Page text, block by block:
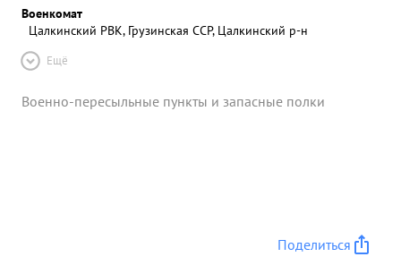
Военкомат
Цалкинский РВК, Грузинская ССР, Цалкинский р-н
Ещё
Военно-пересыльные пункты и запасные полки
Поделиться